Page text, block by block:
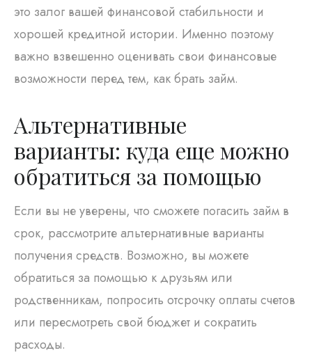
это залог вашей финансовой стабильности и
хорошей кредитной истории. Именно поэтому
важно взвешенно оценивать свои финансовые
возможности перед тем, как брать займ.
Альтернативные
варианты: куда еще можно
обратиться за помощью
Если вы не уверены, что сможете погасить займ в
срок, рассмотрите альтернативные варианты
получения средств. Возможно, вы можете
обратиться за помощью к друзьям или
родственникам, попросить отсрочку оплаты счетов
или пересмотреть свой бюджет и сократить
расходы.